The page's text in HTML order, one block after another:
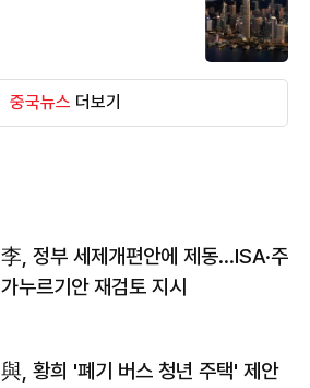
중국뉴스 더보기
李, 정부 세제개편안에 제동…ISA·주
가누르기안 재검토 지시
與, 황희 '폐기 버스 청년 주택' 제안